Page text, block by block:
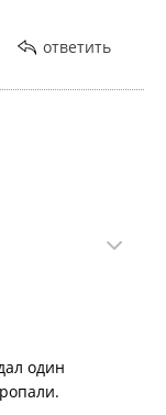
ответить
один